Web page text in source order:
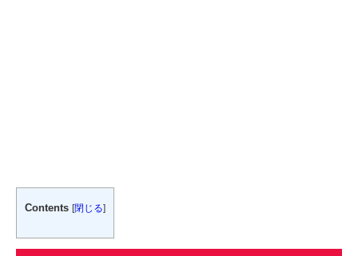
Contents [閉じる]